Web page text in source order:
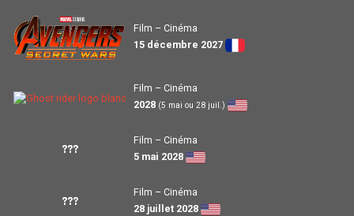
Film – Cinéma
15 décembre 2027
Film – Cinéma
2028 (5 mai ou 28 juil.)
???
Film – Cinéma
5 mai 2028
???
Film – Cinéma
28 juillet 2028